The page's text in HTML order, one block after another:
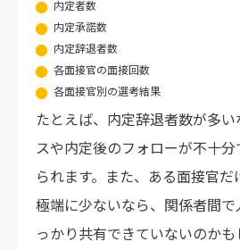
内定者数
内定承諾数
内定辞退者数
各面接官の面接回数
各面接官別の選考結果
たとえば、内定辞退者数が多
スや内定後のフォローが不十
られます。また、ある面接官
極端に少ないなら、関係者間
っかり共有できていないのか